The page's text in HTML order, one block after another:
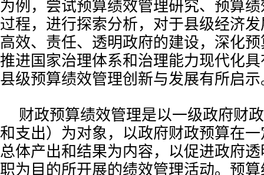
为例，尝试预算绩效管理研究、预算
过程，进行探索分析，对于县级经济
高效、责任、透明政府的建设，深化
推进国家治理体系和治理能力现代化
县级预算绩效管理创新与发展有所启示
财政预算绩效管理是以一级政府财
和支出）为对象，以政府财政预算在
总体产出和结果为内容，以促进政府
职为目的所开展的绩效管理活动。预